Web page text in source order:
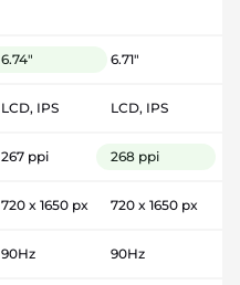
6.74" 6.71"
LCD, IPS LCD, IPS
267 ppi 268 ppi
720 x 1650 px 720 x 1650 px
90Hz 90Hz